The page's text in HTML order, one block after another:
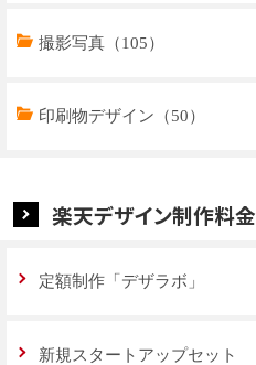
商品ページデザイン（769）
特集ページデザイン（59）
撮影写真（105）
印刷物デザイン（50）
楽天デザイン制作料金
定額制作「デザラボ」
新規スタートアップセット